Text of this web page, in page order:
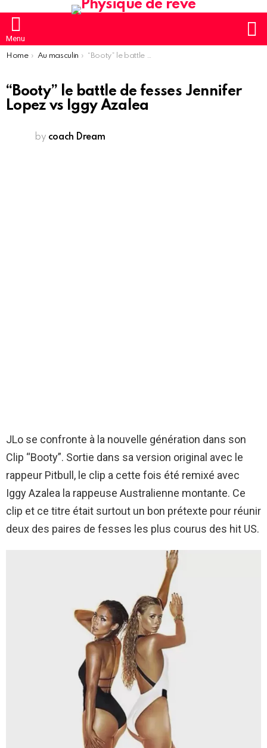
Menu
You are here:
Home Au masculin “Booty” le battle de fesses Jennifer Lopez vs Iggy Azalea
“Booty” le battle de fesses Jennifer
Lopez vs Iggy Azalea
by coach Dream
JLo se confronte à la nouvelle génération dans son
Clip “Booty”. Sortie dans sa version original avec le
rappeur Pitbull, le clip a cette fois été remixé avec
Iggy Azalea la rappeuse Australienne montante. Ce
clip et ce titre était surtout un bon prétexte pour réunir
deux des paires de fesses les plus courus des hit US.